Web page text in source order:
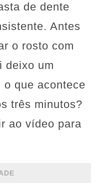
de dente
Antes
o rosto com
deixo um
o que acontece
três minutos?
ao vídeo para